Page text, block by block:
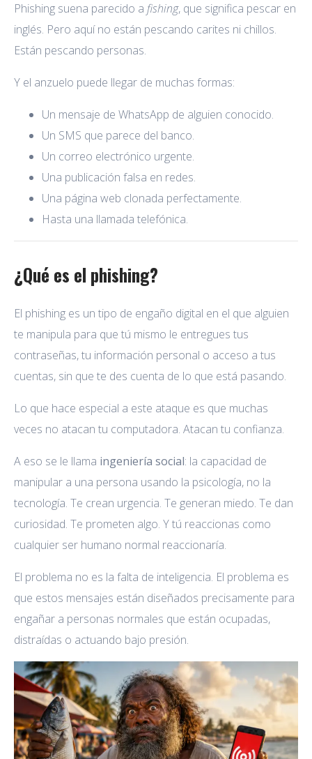
Phishing suena parecido a fishing, que significa pescar en
inglés. Pero aquí no están pescando carites ni chillos.
Están pescando personas.
Y el anzuelo puede llegar de muchas formas:
Un mensaje de WhatsApp de alguien conocido.
Un SMS que parece del banco.
Un correo electrónico urgente.
Una publicación falsa en redes.
Una página web clonada perfectamente.
Hasta una llamada telefónica.
¿Qué es el phishing?
El phishing es un tipo de engaño digital en el que alguien
te manipula para que tú mismo le entregues tus
contraseñas, tu información personal o acceso a tus
cuentas, sin que te des cuenta de lo que está pasando.
Lo que hace especial a este ataque es que muchas
veces no atacan tu computadora. Atacan tu confianza.
A eso se le llama ingeniería social: la capacidad de
manipular a una persona usando la psicología, no la
tecnología. Te crean urgencia. Te generan miedo. Te dan
curiosidad. Te prometen algo. Y tú reaccionas como
cualquier ser humano normal reaccionaría.
El problema no es la falta de inteligencia. El problema es
que estos mensajes están diseñados precisamente para
engañar a personas normales que están ocupadas,
distraídas o actuando bajo presión.